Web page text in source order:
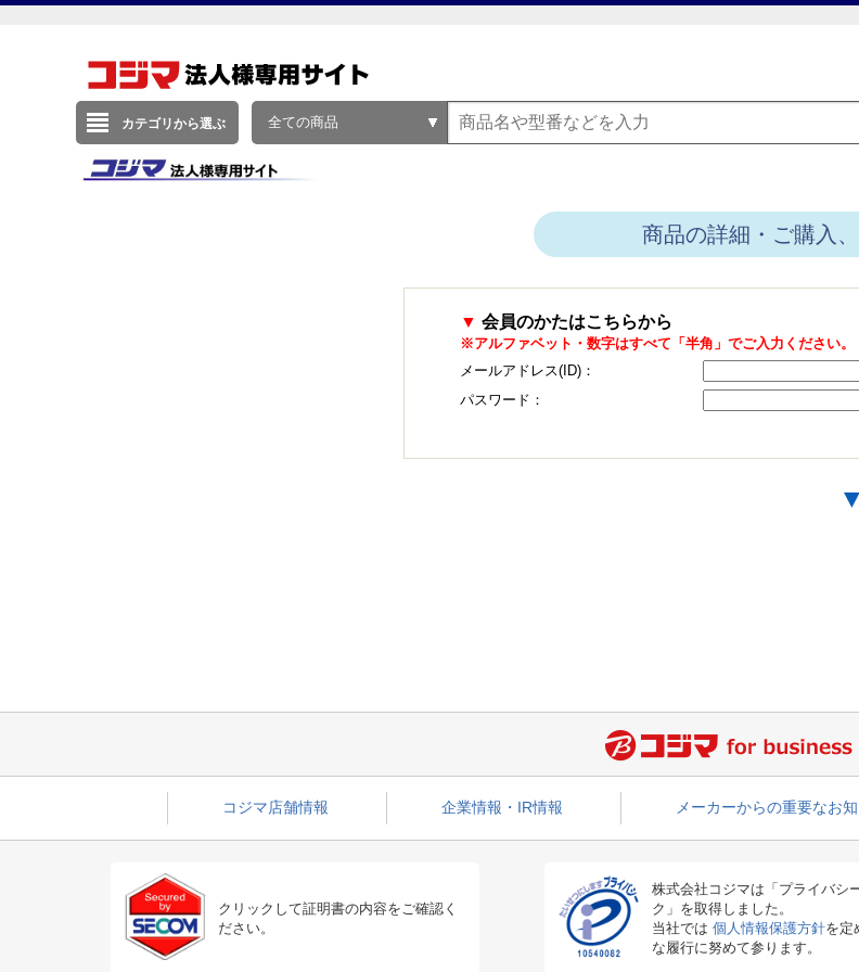
カテゴリから選ぶ 全ての商品
商品の詳細・ご購入
▼ 会員のかたはこちらから
※アルファベット・数字はすべて「半角」でご入力ください。
メールアドレス(ID)：
パスワード：
コジマ店舗情報 企業情報・IR情報 メーカーからの重要なお
クリックして証明書の内容をご確認く
ださい。
株式会社コジマは「プライバシ
ク」を取得しました。
当社では 個人情報保護方針を定
な履行に努めて参ります。